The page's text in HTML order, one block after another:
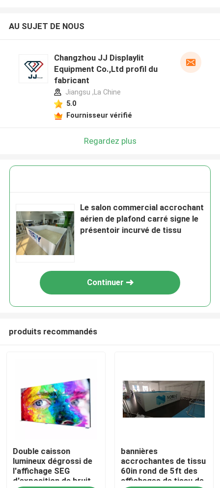
Aperçu
AU SUJET DE NOUS
Changzhou JJ Displaylit
Equipment Co.,Ltd profil du
fabricant
Jiangsu ,La Chine
5.0
Fournisseur vérifié
Regardez plus
Le salon commercial accrochant
aérien de plafond carré signe le
présentoir incurvé de tissu
Continuer
produits recommandés
Double caisson
lumineux dégrossi de
l'affichage SEG
d'exposition de bruit
bannières
accrochantes de tissu
60in rond de 5ft des
affichages de tissu de